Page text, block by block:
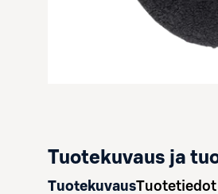
Tuotekuvaus ja
TuotekuvausTuotetiedot